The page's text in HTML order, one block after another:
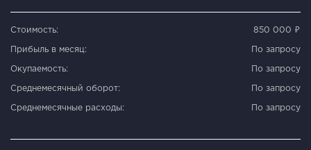
Стоимость: 850 000 ₽
Прибыль в месяц: По запросу
Окупаемость: По запросу
Среднемесячный оборот: По запросу
Среднемесячные расходы: По запросу